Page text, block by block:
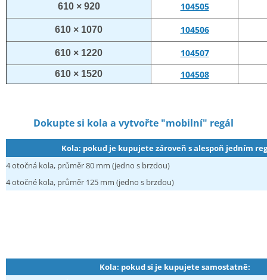
610 × 920 104505
610 × 1070 104506
610 × 1220 104507
610 × 1520 104508
Dokupte si kola a vytvořte "mobilní" regál
Kola: pokud je kupujete zároveň s alespoň jedním
4 otočná kola, průměr 80 mm (jedno s brzdou)
4 otočné kola, průměr 125 mm (jedno s brzdou)
Kola: pokud si je kupujete samostatně: